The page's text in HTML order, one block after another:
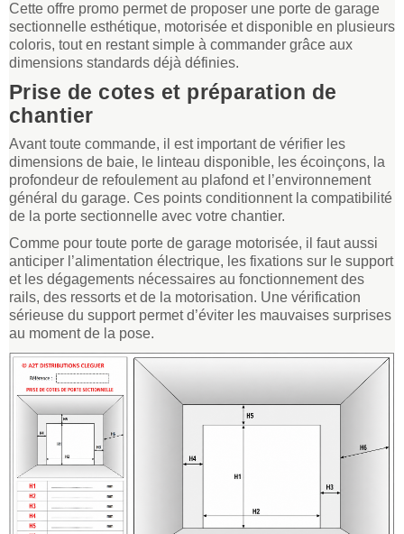
Cette offre promo permet de proposer une porte de garage
sectionnelle esthétique, motorisée et disponible en plusieurs
coloris, tout en restant simple à commander grâce aux
dimensions standards déjà définies.
Prise de cotes et préparation de
chantier
Avant toute commande, il est important de vérifier les
dimensions de baie, le linteau disponible, les écoinçons, la
profondeur de refoulement au plafond et l’environnement
général du garage. Ces points conditionnent la compatibilité
de la porte sectionnelle avec votre chantier.
Comme pour toute porte de garage motorisée, il faut aussi
anticiper l’alimentation électrique, les fixations sur le support
et les dégagements nécessaires au fonctionnement des
rails, des ressorts et de la motorisation. Une vérification
sérieuse du support permet d’éviter les mauvaises surprises
au moment de la pose.